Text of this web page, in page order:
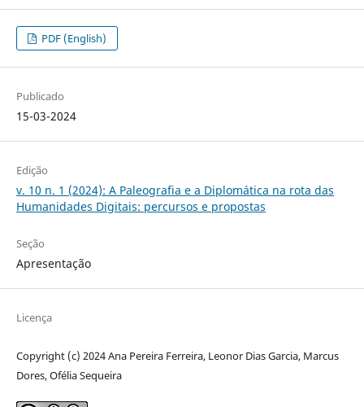
PDF (English)
Publicado
15-03-2024
Edição
v. 10 n. 1 (2024): A Paleografia e a Diplomática na rota das
Humanidades Digitais: percursos e propostas
Seção
Apresentação
Licença
Copyright (c) 2024 Ana Pereira Ferreira, Leonor Dias Garcia, Marcus
Dores, Ofélia Sequeira